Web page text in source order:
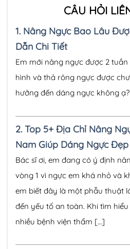
CÂU HỎI
1. Nâng Ngực Bao Lâu
Dẫn Chi Tiết
Em mới nâng ngực được 2
hình và thả rông ngực được
hưởng đến dáng ngực không ạ?
2. Top 5+ Địa Chỉ Nâng
Nam Giúp Dáng Ngực Đẹp
Bác sĩ ơi, em đang có ý định
vòng 1 vì ngực em khá nhỏ và
em biết đây là một phẫu thuật
đến yếu tố an toàn. Khi tìm
nhiều bệnh viện thẩm […]